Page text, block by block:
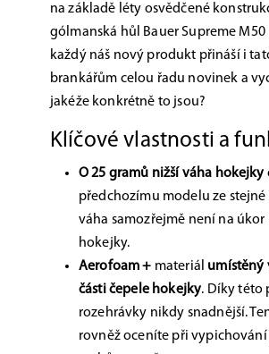
na základě léty osvědčené
gólmanská hůl Bauer Supreme M50
každý náš nový produkt přináší i
brankářům celou řadu novinek a
jakéže konkrétně to jsou?
Klíčové vlastnosti a
O 25 gramů nižší váha hokejky
předchozímu modelu ze stejné
váha samozřejmě není na
hokejky.
Aerofoam + materiál umístěný
části čepele hokejky. Díky této
rozehrávky nikdy snadnější.
rovněž oceníte při